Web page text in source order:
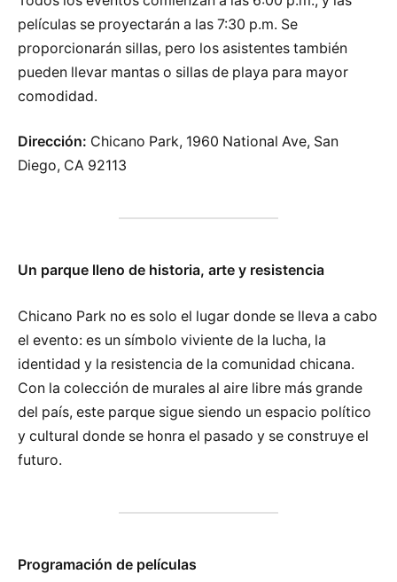
películas se proyectarán a las 7:30 p.m. Se
proporcionarán sillas, pero los asistentes también
pueden llevar mantas o sillas de playa para mayor
comodidad.
Dirección: Chicano Park, 1960 National Ave, San
Diego, CA 92113
Un parque lleno de historia, arte y resistencia
Chicano Park no es solo el lugar donde se lleva a cabo
el evento: es un símbolo viviente de la lucha, la
identidad y la resistencia de la comunidad chicana.
Con la colección de murales al aire libre más grande
del país, este parque sigue siendo un espacio político
y cultural donde se honra el pasado y se construye el
futuro.
Programación de películas